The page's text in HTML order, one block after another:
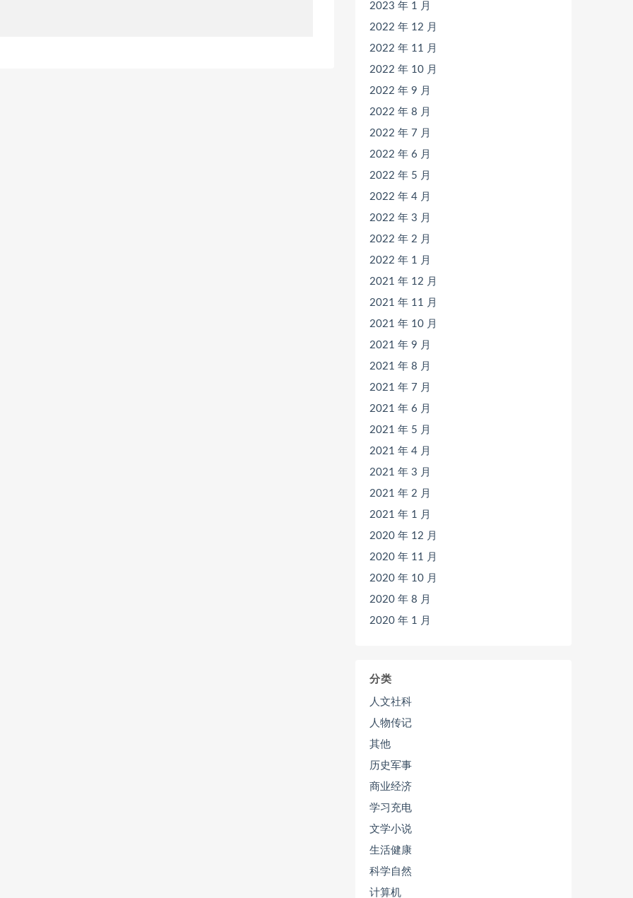
2023 年 1 月
2022 年 12 月
2022 年 11 月
2022 年 10 月
2022 年 9 月
2022 年 8 月
2022 年 7 月
2022 年 6 月
2022 年 5 月
2022 年 4 月
2022 年 3 月
2022 年 2 月
2022 年 1 月
2021 年 12 月
2021 年 11 月
2021 年 10 月
2021 年 9 月
2021 年 8 月
2021 年 7 月
2021 年 6 月
2021 年 5 月
2021 年 4 月
2021 年 3 月
2021 年 2 月
2021 年 1 月
2020 年 12 月
2020 年 11 月
2020 年 10 月
2020 年 8 月
2020 年 1 月
分类
人文社科
人物传记
其他
历史军事
商业经济
学习充电
文学小说
生活健康
科学自然
计算机